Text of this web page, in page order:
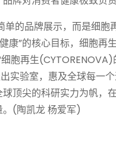
的品牌展示，而是细胞
康”的核心目标，细胞再
胞再生
实验室，惠及全球每一
顶尖的科研实力为帆，
。(陶凯龙 杨爱军)